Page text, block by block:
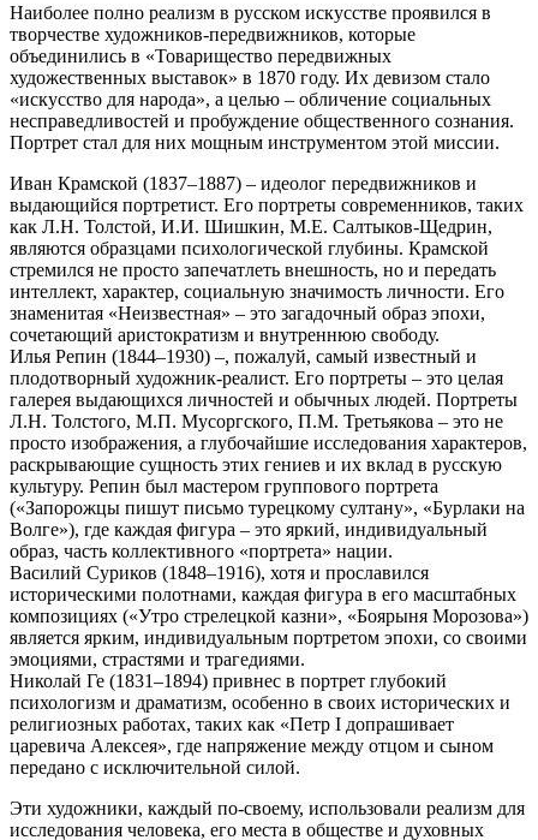
Наиболее полно реализм в русском искусстве проявился в
творчестве художников-передвижников, которые
объединились в «Товарищество передвижных
художественных выставок» в 1870 году. Их девизом стало
«искусство для народа», а целью – обличение социальных
несправедливостей и пробуждение общественного сознания.
Портрет стал для них мощным инструментом этой миссии.
Иван Крамской (1837–1887) – идеолог передвижников и
выдающийся портретист. Его портреты современников, таких
как Л.Н. Толстой, И.И. Шишкин, М.Е. Салтыков-Щедрин,
являются образцами психологической глубины. Крамской
стремился не просто запечатлеть внешность, но и передать
интеллект, характер, социальную значимость личности. Его
знаменитая «Неизвестная» – это загадочный образ эпохи,
сочетающий аристократизм и внутреннюю свободу.
Илья Репин (1844–1930) –, пожалуй, самый известный и
плодотворный художник-реалист. Его портреты – это целая
галерея выдающихся личностей и обычных людей. Портреты
Л.Н. Толстого, М.П. Мусоргского, П.М. Третьякова – это не
просто изображения, а глубочайшие исследования характеров,
раскрывающие сущность этих гениев и их вклад в русскую
культуру. Репин был мастером группового портрета
(«Запорожцы пишут письмо турецкому султану», «Бурлаки на
Волге»), где каждая фигура – это яркий, индивидуальный
образ, часть коллективного «портрета» нации.
Василий Суриков (1848–1916), хотя и прославился
историческими полотнами, каждая фигура в его масштабных
композициях («Утро стрелецкой казни», «Боярыня Морозова»)
является ярким, индивидуальным портретом эпохи, со своими
эмоциями, страстями и трагедиями.
Николай Ге (1831–1894) привнес в портрет глубокий
психологизм и драматизм, особенно в своих исторических и
религиозных работах, таких как «Петр I допрашивает
царевича Алексея», где напряжение между отцом и сыном
передано с исключительной силой.
Эти художники, каждый по-своему, использовали реализм для
исследования человека, его места в обществе и духовных